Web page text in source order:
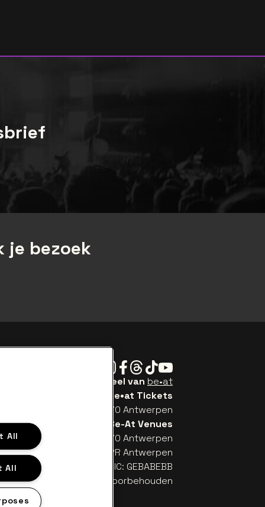
je bezoek
Instagram
Facebook
Threads
TiktokYoutube
Be•at Tickets is een deel van be•at
be•at Tickets
Schijnpoortweg 119, 2170 Antwerpen
Be-At Venues
Schijnpoortweg 119, 2170 Antwerpen
(BE) 0461.051.688 - RPR Antwerpen
2200 4925 0067 - BIC: GEBABEBB
© be•at - Alle rechten voorbehouden
All
All